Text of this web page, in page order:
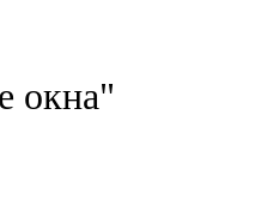
окна"